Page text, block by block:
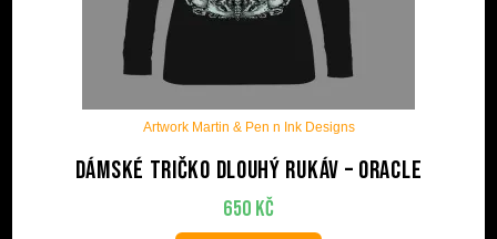
Artwork Martin & Pen n Ink Designs
Dámské tričko dlouhý rukáv – Oracle
650 Kč